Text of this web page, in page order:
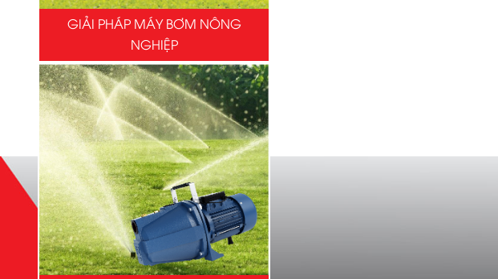
GIẢI PHÁP MÁY BƠM NÔNG
NGHIỆP